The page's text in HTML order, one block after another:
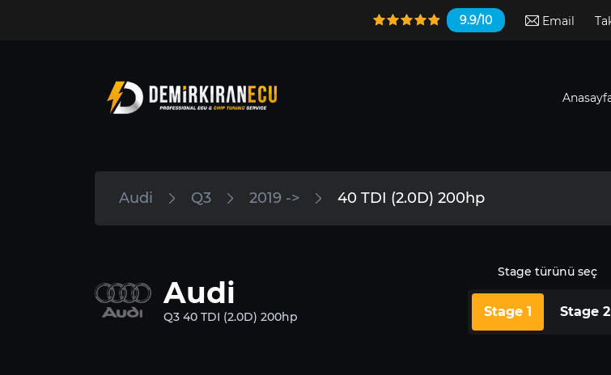
9.9/10 Email
Audi Q3 2019 -> 40 TDI (2.0D) 200hp
Audi
Q3 40 TDI (2.0D) 200hp
Stage türünü seç
Stage 1 Stage 2